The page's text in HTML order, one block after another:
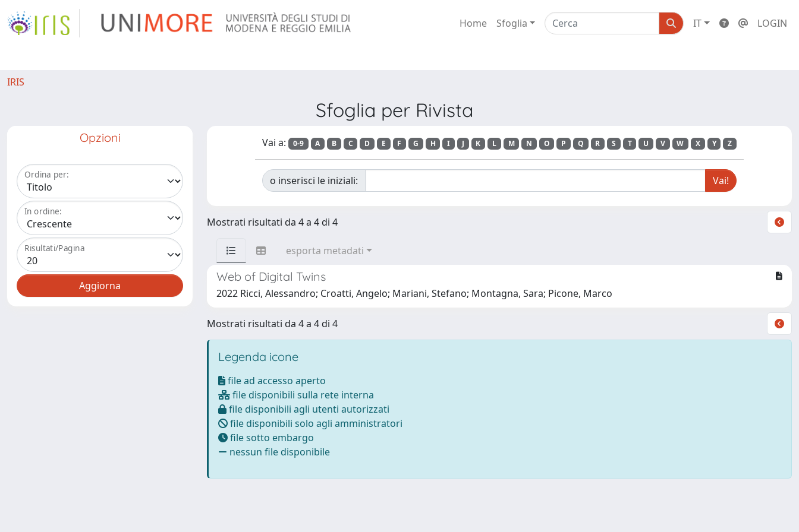
Home Sfoglia IT LOGIN
IRIS
Sfoglia per Rivista
Opzioni
Ordina per:
In ordine:
Risultati/Pagina
Vai a: 0-9 A B C D E F G H I J K L M N O P Q R S T U V W X Y Z
o inserisci le iniziali:
Mostrati risultati da 4 a 4 di 4
esporta metadati
Web of Digital Twins
2022 Ricci, Alessandro; Croatti, Angelo; Mariani, Stefano; Montagna, Sara; Picone, Marco
Mostrati risultati da 4 a 4 di 4
Legenda icone
file ad accesso aperto
file disponibili sulla rete interna
file disponibili agli utenti autorizzati
file disponibili solo agli amministratori
file sotto embargo
nessun file disponibile